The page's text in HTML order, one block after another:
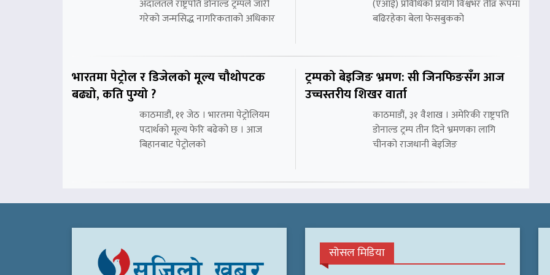
अदालतले राष्ट्रपति डोनाल्ड ट्रम्पले जारी
गरेको जन्मसिद्ध नागरिकताको अधिकार
(एआई) प्रविधिको प्रयोग विश्वभर तीव्र रूपमा
बढिरहेका बेला फेसबुकको
भारतमा पेट्रोल र डिजेलको मूल्य चौथोपटक
बढ्यो, कति पुग्यो ?
काठमाडौं, ११ जेठ । भारतमा पेट्रोलियम
पदार्थको मूल्य फेरि बढेको छ । आज
बिहानबाट पेट्रोलको
ट्रम्पको बेइजिङ भ्रमण: सी जिनफिङसँग आज
उच्चस्तरीय शिखर वार्ता
काठमाडौं, ३१ वैशाख । अमेरिकी राष्ट्रपति
डोनाल्ड ट्रम्प तीन दिने भ्रमणका लागि
चीनको राजधानी बेइजिङ
सोसल मिडिया